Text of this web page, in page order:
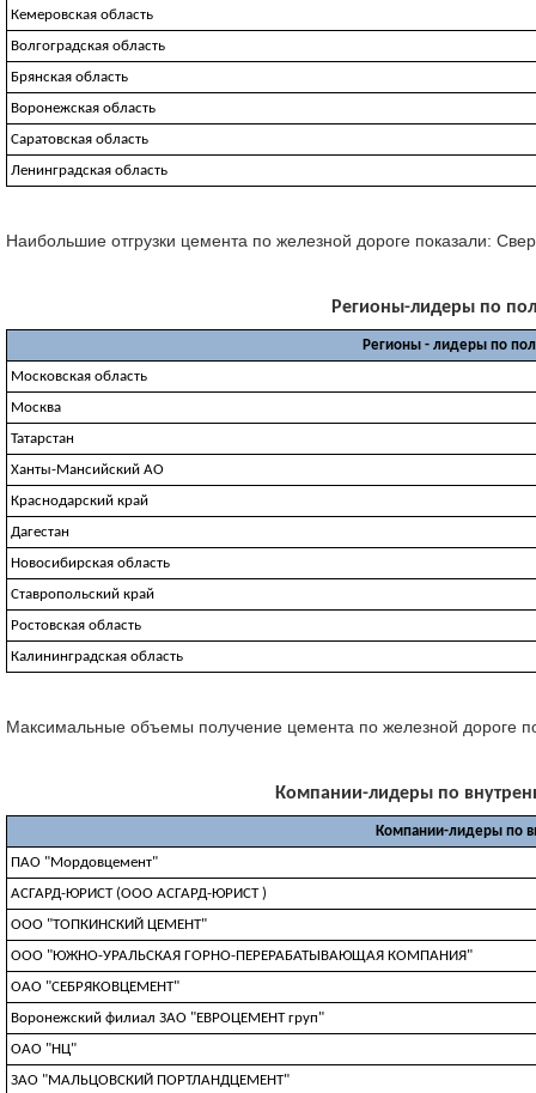
Кемеровская область
Волгоградская область
Брянская область
Воронежская область
Саратовская область
Ленинградская область
Наибольшие отгрузки цемента по железной дороге показали:
Регионы-лидеры по
Регионы - лидеры по
Московская область
Москва
Татарстан
Ханты-Мансийский АО
Краснодарский край
Дагестан
Новосибирская область
Ставропольский край
Ростовская область
Калининградская область
Максимальные объемы получение цемента по железной дороге
Компании-лидеры по
Компании-лидеры по
ПАО "Мордовцемент"
АСГАРД-ЮРИСТ (ООО АСГАРД-ЮРИСТ )
ООО "ТОПКИНСКИЙ ЦЕМЕНТ"
ООО "ЮЖНО-УРАЛЬСКАЯ ГОРНО-ПЕРЕРАБАТЫВАЮЩАЯ КОМПАНИЯ"
ОАО "СЕБРЯКОВЦЕМЕНТ"
Воронежский филиал ЗАО "ЕВРОЦЕМЕНТ груп"
ОАО "НЦ"
ЗАО "МАЛЬЦОВСКИЙ ПОРТЛАНДЦЕМЕНТ"